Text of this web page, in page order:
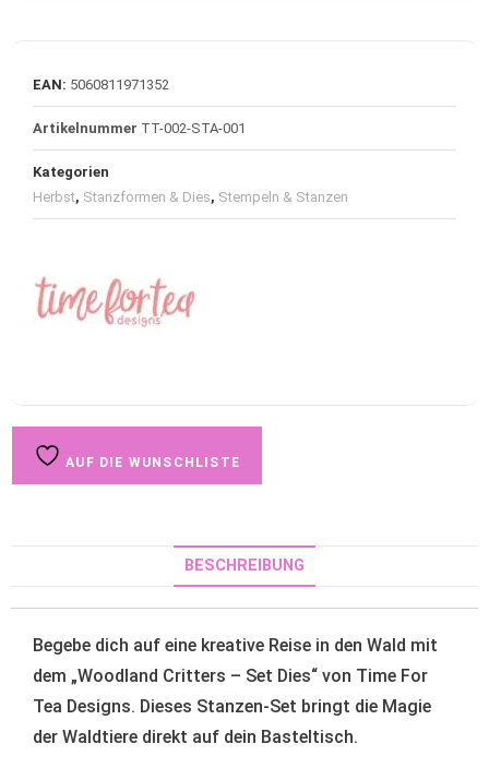
EAN: 5060811971352
Artikelnummer TT-002-STA-001
Kategorien
Herbst, Stanzformen & Dies, Stempeln & Stanzen
AUF DIE WUNSCHLISTE
BESCHREIBUNG
Begebe dich auf eine kreative Reise in den Wald mit
dem „Woodland Critters – Set Dies“ von Time For
Tea Designs. Dieses Stanzen-Set bringt die Magie
der Waldtiere direkt auf dein Basteltisch.